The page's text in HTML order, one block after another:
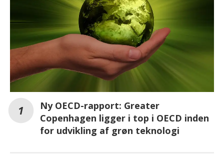
Ny OECD-rapport: Greater
Copenhagen ligger i top i OECD inden
for udvikling af grøn teknologi